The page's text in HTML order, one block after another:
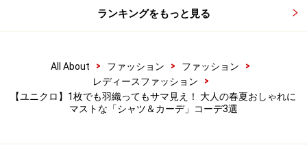
ディガンで取り入れたバランスのいい1枚。首が詰まっ
ているため上品な印象で、大人の女性がきれいめに着ら
肌に触れた瞬間にひんやりと感じられ、真夏でも涼しく
着られそう。とても薄手で軽く、丸めてバッグに入れて
ランキングをもっと見る
All About > ファッション > ファッション
>
レディースファッション
>
【ユニクロ】1枚でも羽織ってもサマ見え！ 大人の春夏おしゃれに
マストな「シャツ＆カーデ」コーデ3選